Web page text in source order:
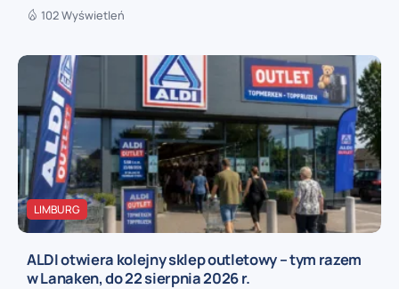
102 Wyświetleń
LIMBURG
ALDI otwiera kolejny sklep outletowy – tym razem
w Lanaken, do 22 sierpnia 2026 r.